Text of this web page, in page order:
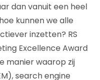
dan vanuit een heel
kunnen we alle
inzetten? RS
Excellence Award
manier waarop zij
search engine